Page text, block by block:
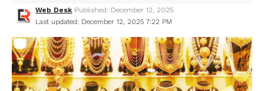
Last updated: December 12, 2025 7:22 PM
Web Desk Published: December 12, 2025